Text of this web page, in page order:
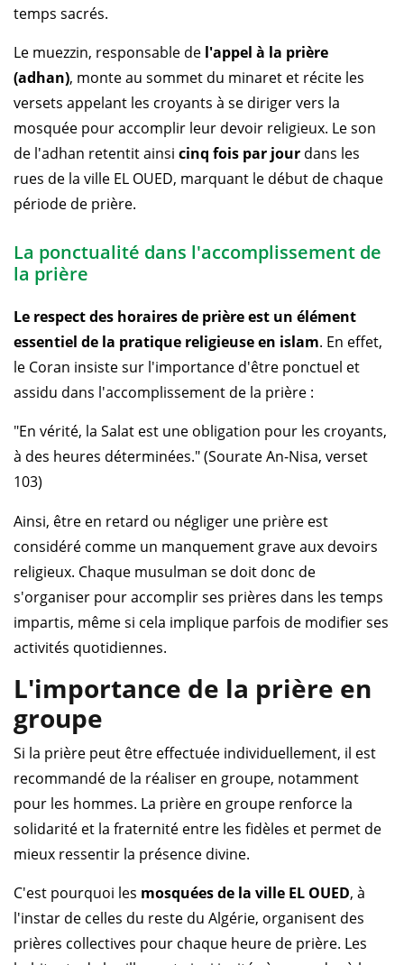
temps sacrés.
Le muezzin, responsable de l'appel à la prière
(adhan), monte au sommet du minaret et récite les
versets appelant les croyants à se diriger vers la
mosquée pour accomplir leur devoir religieux. Le son
de l'adhan retentit ainsi cinq fois par jour dans les
rues de la ville EL OUED, marquant le début de chaque
période de prière.
La ponctualité dans l'accomplissement de
la prière
Le respect des horaires de prière est un élément
essentiel de la pratique religieuse en islam. En effet,
le Coran insiste sur l'importance d'être ponctuel et
assidu dans l'accomplissement de la prière :
"En vérité, la Salat est une obligation pour les croyants,
à des heures déterminées." (Sourate An-Nisa, verset
103)
Ainsi, être en retard ou négliger une prière est
considéré comme un manquement grave aux devoirs
religieux. Chaque musulman se doit donc de
s'organiser pour accomplir ses prières dans les temps
impartis, même si cela implique parfois de modifier ses
activités quotidiennes.
L'importance de la prière en
groupe
Si la prière peut être effectuée individuellement, il est
recommandé de la réaliser en groupe, notamment
pour les hommes. La prière en groupe renforce la
solidarité et la fraternité entre les fidèles et permet de
mieux ressentir la présence divine.
C'est pourquoi les mosquées de la ville EL OUED, à
l'instar de celles du reste du Algérie, organisent des
prières collectives pour chaque heure de prière. Les